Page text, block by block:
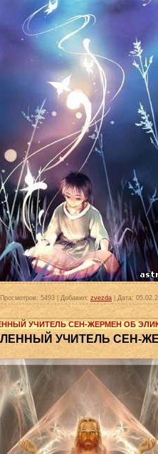
Просмотров: 5493 Добавил: zvezda Дата:
УЧИТЕЛЬ СЕН-ЖЕРМЕН ОБ
УЧИТЕЛЬ СЕН-